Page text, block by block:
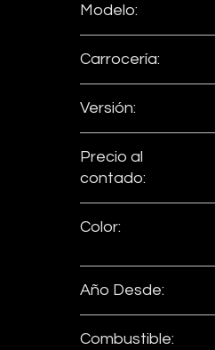
Modelo:
Carrocería:
Versión:
Precio al
contado:
Color:
Año Desde:
Combustible: